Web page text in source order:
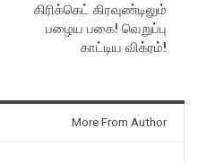
கிரிக்கெட் கிரவுண்டிலும்
பழைய பகை! வெறுப்பு
காட்டிய விக்ரம்!
More From Author